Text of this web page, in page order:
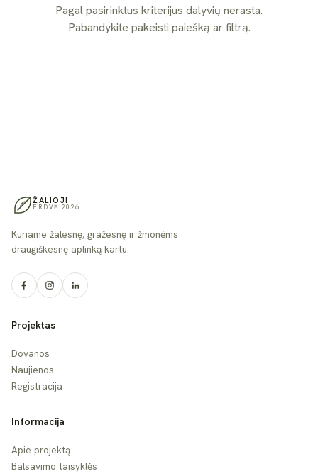
Pagal pasirinktus kriterijus dalyvių nerasta.
Pabandykite pakeisti paiešką ar filtrą.
ŽALIOJI
ERDVĖ 2026
Kuriame žalesnę, gražesnę ir žmonėms
draugiškesnę aplinką kartu.
Projektas
Dovanos
Naujienos
Registracija
Informacija
Apie projektą
Balsavimo taisyklės